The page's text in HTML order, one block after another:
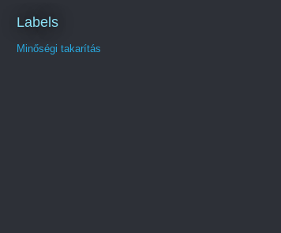
Labels
Minőségi takarítás